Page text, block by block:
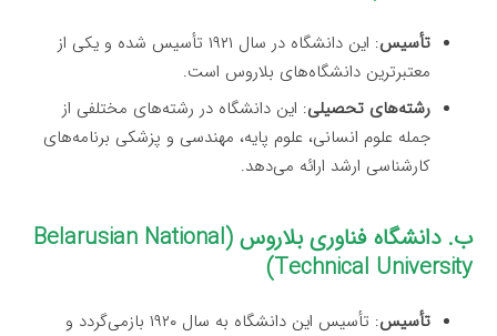
تأسیس
: این دانشگاه در سال ۱۹۲۱ تأسیس شده و یکی از
معتبرترین دانشگاه‌های بلاروس است.
رشته‌های تحصیلی: این دانشگاه در رشته‌های مختلفی از
جمله علوم انسانی، علوم پایه، مهندسی و پزشکی برنامه‌های
کارشناسی ارشد ارائه می‌دهد.
ب. دانشگاه فناوری بلاروس (Belarusian National
Technical University)
تأسیس
: تأسیس این دانشگاه به سال ۱۹۲۰ بازمی‌گردد و